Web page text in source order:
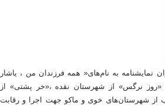
به نام‌های« همه فرزندان من ، یاشار
«روز نرگس» از شهرستان نقده ،«خر پشتی» از
از شهرستان‌های خوی و ماکو جهت اجرا و رقابت